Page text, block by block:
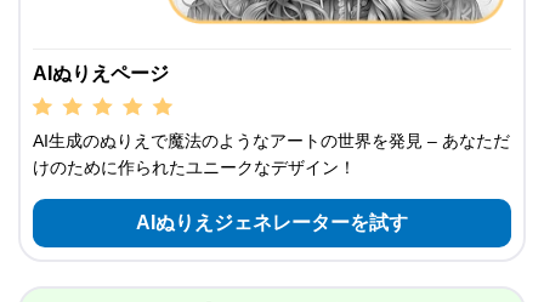
AIぬりえページ
AI生成のぬりえで魔法のようなアートの世界を発見 – あなただ
けのために作られたユニークなデザイン！
AIぬりえジェネレーターを試す